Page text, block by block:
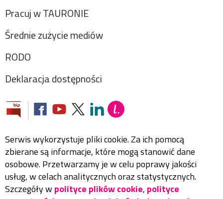
Pracuj w TAURONIE
Średnie zużycie mediów
RODO
Deklaracja dostępności
Serwis wykorzystuje pliki cookie. Za ich pomocą
zbierane są informacje, które mogą stanowić dane
osobowe. Przetwarzamy je w celu poprawy jakości
usług, w celach analitycznych oraz statystycznych.
Szczegóły w polityce plików cookie, polityce